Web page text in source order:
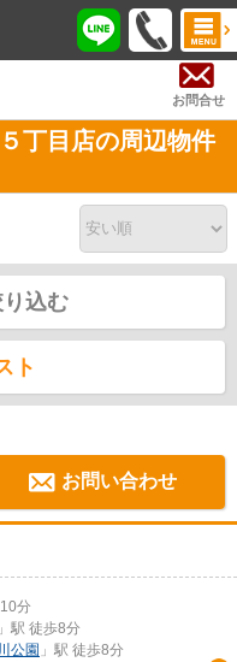
お問合せ
丁目店の周辺物件
込む
ト
お問い合わせ
分
」駅 徒歩8分
公園 」駅 徒歩8分